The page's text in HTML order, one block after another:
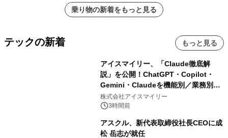
乗り物の新着をもっと見る
テックの新着 もっと見る
アイスマイリー、「Claude徹底解
説」を公開！ChatGPT・Copilot・
Gemini・Claudeを機能別／業務別に
比較―自社に合う生成AIの選び方がわ
かる実践ガイド
株式会社アイスマイリー
3時間前
アスクル、新代表取締役社長CEOに成
松 岳志が就任